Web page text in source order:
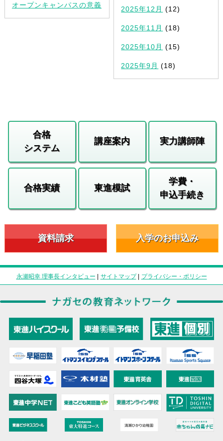
オープンキャンパスの意義
2025年12月 (12)
2025年11月 (18)
2025年10月 (15)
2025年9月 (18)
合格
システム
講座案内 実力講師陣
合格実績 東進模試
学費・
申込手続き
資料請求 入学のお申込み
永瀬昭幸 理事長インタビュー | サイトマップ| プライバシー・ポリシー